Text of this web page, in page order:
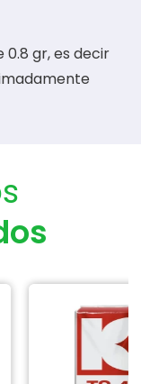
0.8 gr, es decir